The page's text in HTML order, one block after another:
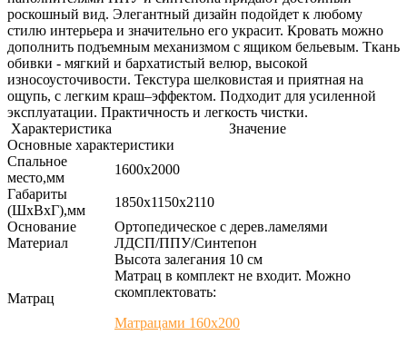
роскошный вид. Элегантный дизайн подойдет к любому
стилю интерьера и значительно его украсит. Кровать можно
дополнить подъемным механизмом с ящиком бельевым. Ткань
обивки - мягкий и бархатистый велюр, высокой
износоусточивости. Текстура шелковистая и приятная на
ощупь, с легким краш–эффектом. Подходит для усиленной
эксплуатации. Практичность и легкость чистки.
Характеристика
Значение
Основные характеристики
Спальное
место,мм
1600х2000
Габариты
(ШхВхГ),мм
1850х1150х2110
Основание
Ортопедическое с дерев.ламелями
Материал
ЛДСП/ППУ/Синтепон
Матрац
Высота залегания 10 см
Матрац в комплект не входит. Можно
скомплектовать:
Матрацами 160х200